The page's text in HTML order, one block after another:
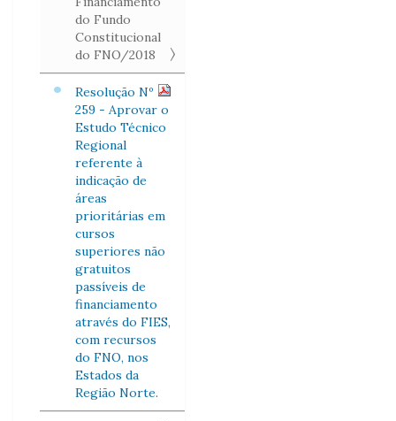
do Fundo
Constitucional
do FNO/2018
Resolução Nº
259 - Aprovar o
Estudo Técnico
Regional
referente à
indicação de
áreas
prioritárias em
cursos
superiores não
gratuitos
passíveis de
financiamento
através do FIES,
com recursos
do FNO, nos
Estados da
Região Norte.